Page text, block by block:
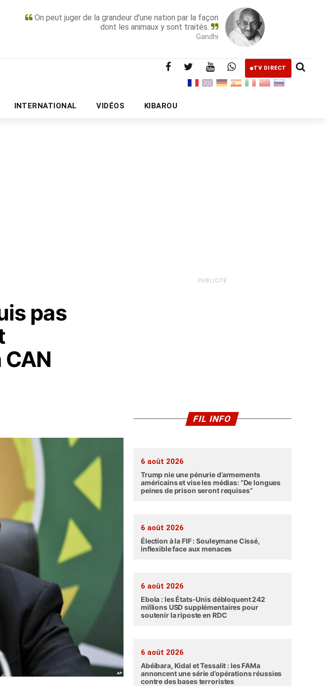
On peut juger de la grandeur d'une nation par la façon
dont les animaux y sont traités.
Gandhi
TV DIRECT
INTERNATIONAL VIDÉOS KIBAROU
pas
PUBLICITÉ
FIL INFO
6 août 2026
Trump nie une pénurie d’armements
américains et vise les médias: “De longues
peines de prison seront requises”
6 août 2026
Élection à la FIF : Souleymane Cissé,
inflexible face aux menaces
6 août 2026
Ebola : les États-Unis débloquent 242
millions USD supplémentaires pour
soutenir la riposte en RDC
6 août 2026
Abéibara, Kidal et Tessalit : les FAMa
annoncent une série d’opérations réussies
contre des bases terroristes